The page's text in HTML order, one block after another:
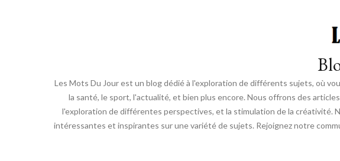
Les Mots Du Jour est un blog dédié à l'exploration de différents sujets, où
la santé, le sport, l'actualité, et bien plus encore. Nous offrons des
l'exploration de différentes perspectives, et la stimulation de la
intéressantes et inspirantes sur une variété de sujets. Rejoignez notre